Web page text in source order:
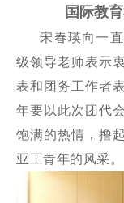
国际教
宋春瑛向一
级领导老师表示
表和团务工作者
年要以此次团代
饱满的热情，撸
亚工青年的风采。